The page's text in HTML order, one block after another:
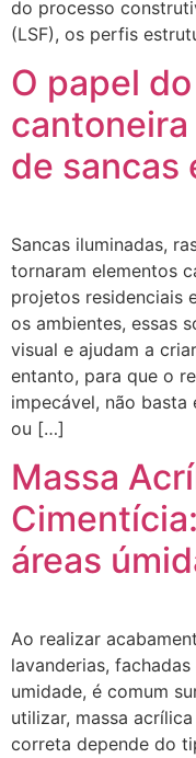
do processo
(LSF), os perfis
O papel
de sancas
Sancas iluminadas,
tornaram elementos
projetos residenciais
os ambientes, essas
visual e ajudam a
entanto, para que o
impecável, não
ou […]
Massa
áreas
Ao realizar
lavanderias,
umidade, é comum
utilizar, massa
correta depende do